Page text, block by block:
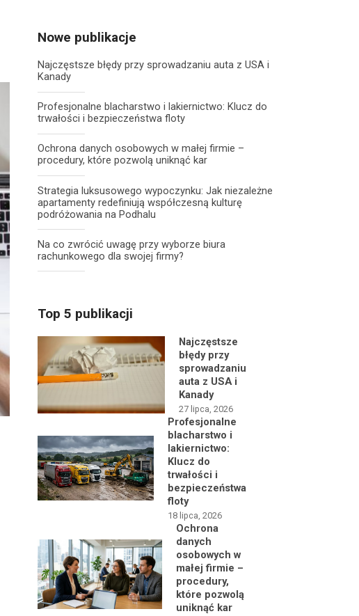
Nowe publikacje
Najczęstsze błędy przy sprowadzaniu auta z USA i
Kanady
Profesjonalne blacharstwo i lakiernictwo: Klucz do
trwałości i bezpieczeństwa floty
Ochrona danych osobowych w małej firmie –
procedury, które pozwolą uniknąć kar
Strategia luksusowego wypoczynku: Jak niezależne
apartamenty redefiniują współczesną kulturę
podróżowania na Podhalu
Na co zwrócić uwagę przy wyborze biura
rachunkowego dla swojej firmy?
Top 5 publikacji
Najczęstsze
błędy przy
sprowadzaniu
auta z USA i
Kanady
27 lipca, 2026
Profesjonalne
blacharstwo i
lakiernictwo:
Klucz do
trwałości i
bezpieczeństwa
floty
18 lipca, 2026
Ochrona
danych
osobowych w
małej firmie –
procedury,
które pozwolą
uniknąć kar